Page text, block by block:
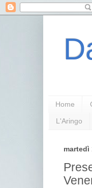
Home
L'Aringo
martedì